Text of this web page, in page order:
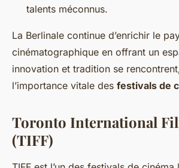
talents méconnus.
La Berlinale continue d’enrichir le
cinématographique en offrant un
innovation et tradition se
l’importance vitale des festivals de
Toronto International
(TIFF)